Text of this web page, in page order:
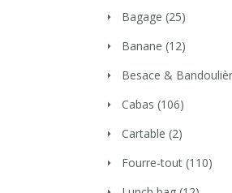
Bagage (25)
Banane (12)
Besace &
Cabas (106)
Cartable (2)
Fourre-tout (110)